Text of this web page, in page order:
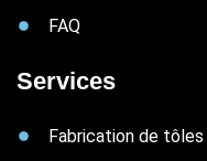
FAQ
Services
Fabrication de tôles